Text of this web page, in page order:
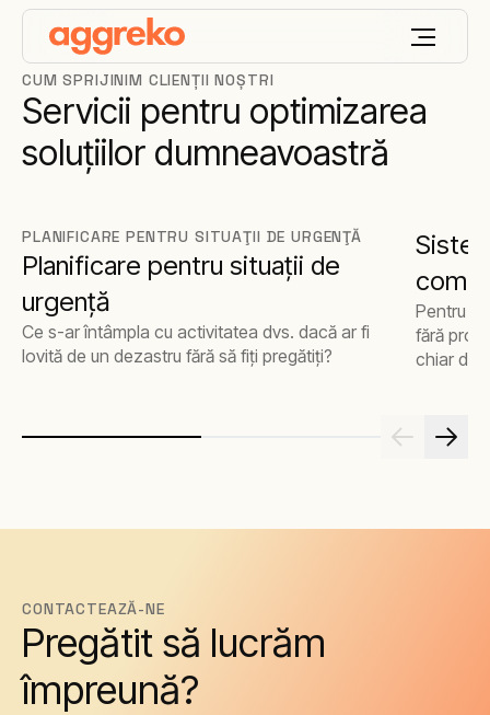
CUM SPRIJINIM CLIENȚII NOȘTRI
Servicii pentru optimizarea
soluțiilor dumneavoastră
PLANIFICARE PENTRU SITUAŢII DE URGENŢĂ
Planificare pentru situaţii de
urgenţă
Ce s-ar întâmpla cu activitatea dvs. dacă ar fi
lovită de un dezastru fără să fiţi pregătiţi?
Pentru o
fără
chiar
CONTACTEAZĂ-NE
Pregătit să lucrăm
împreună?